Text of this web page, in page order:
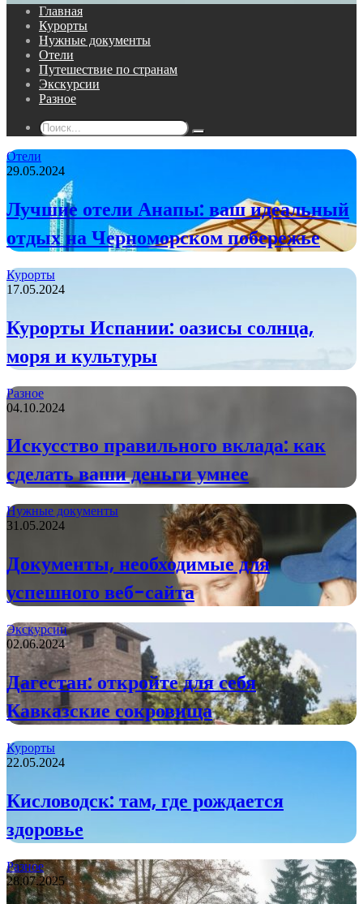
Главная
Курорты
Нужные документы
Отели
Путешествие по странам
Экскурсии
Разное
Поиск...
Отели
29.05.2024
Лучшие отели Анапы: ваш идеальный
отдых на Черноморском побережье
Курорты
17.05.2024
Курорты Испании: оазисы солнца,
моря и культуры
Разное
04.10.2024
Искусство правильного вклада: как
сделать ваши деньги умнее
Нужные документы
31.05.2024
Документы, необходимые для
успешного веб-сайта
Экскурсии
02.06.2024
Дагестан: откройте для себя
Кавказские сокровища
Курорты
22.05.2024
Кисловодск: там, где рождается
здоровье
Разное
28.07.2025